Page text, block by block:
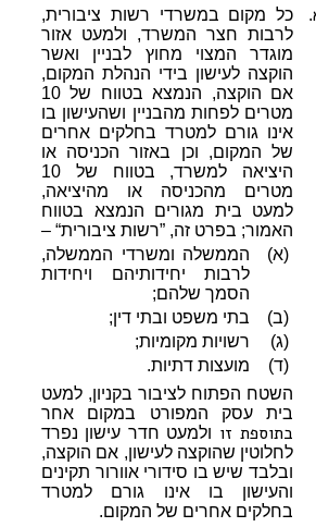
.
כל מקום במשרדי רשות ציבורית,
לרבות חצר המשרד, ולמעט אזור
מוגדר המצוי מחוץ לבניין ואשר
הוקצה לעישון בידי הנהלת המקום,
אם הוקצה, הנמצא בטווח של 10
מטרים לפחות מהבניין ושהעישון בו
אינו גורם למטרד בחלקים אחרים
של המקום, וכן באזור הכניסה או
היציאה למשרד, בטווח של 10
מטרים מהכניסה או מהיציאה,
למעט בית מגורים הנמצא בטווח
האמור; בפרט זה, ”רשות ציבורית“ –
(א)
הממשלה ומשרדי הממשלה,
לרבות יחידותיהם ויחידות
הסמך שלהם;
(ב)
בתי משפט ובתי דין;
(ג)
רשויות מקומיות;
(ד)
מועצות דתיות.
השטח הפתוח לציבור בקניון, למעט
בית עסק המפורט במקום אחר
בתוספת זו ולמעט חדר עישון נפרד
לחלוטין שהוקצה לעישון, אם הוקצה,
ובלבד שיש בו סידורי אוורור תקינים
והעישון בו אינו גורם למטרד
בחלקים אחרים של המקום.